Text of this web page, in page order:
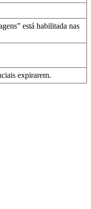
está habilitada nas
expirarem.